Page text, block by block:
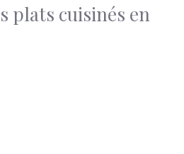
plats cuisinés en